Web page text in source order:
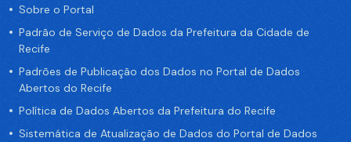
Sobre o Portal
Padrão de Serviço de Dados da Prefeitura da Cidade de
Recife
Padrões de Publicação dos Dados no Portal de Dados
Abertos do Recife
Política de Dados Abertos da Prefeitura do Recife
Sistemática de Atualização de Dados do Portal de Dados